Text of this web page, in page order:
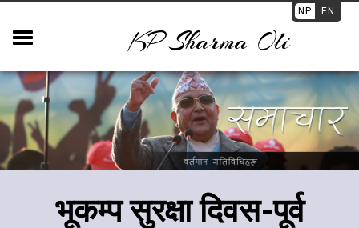
NP EN
KP Sharma Oli
भूकम्प सुरक्षा दिवस-पूर्व